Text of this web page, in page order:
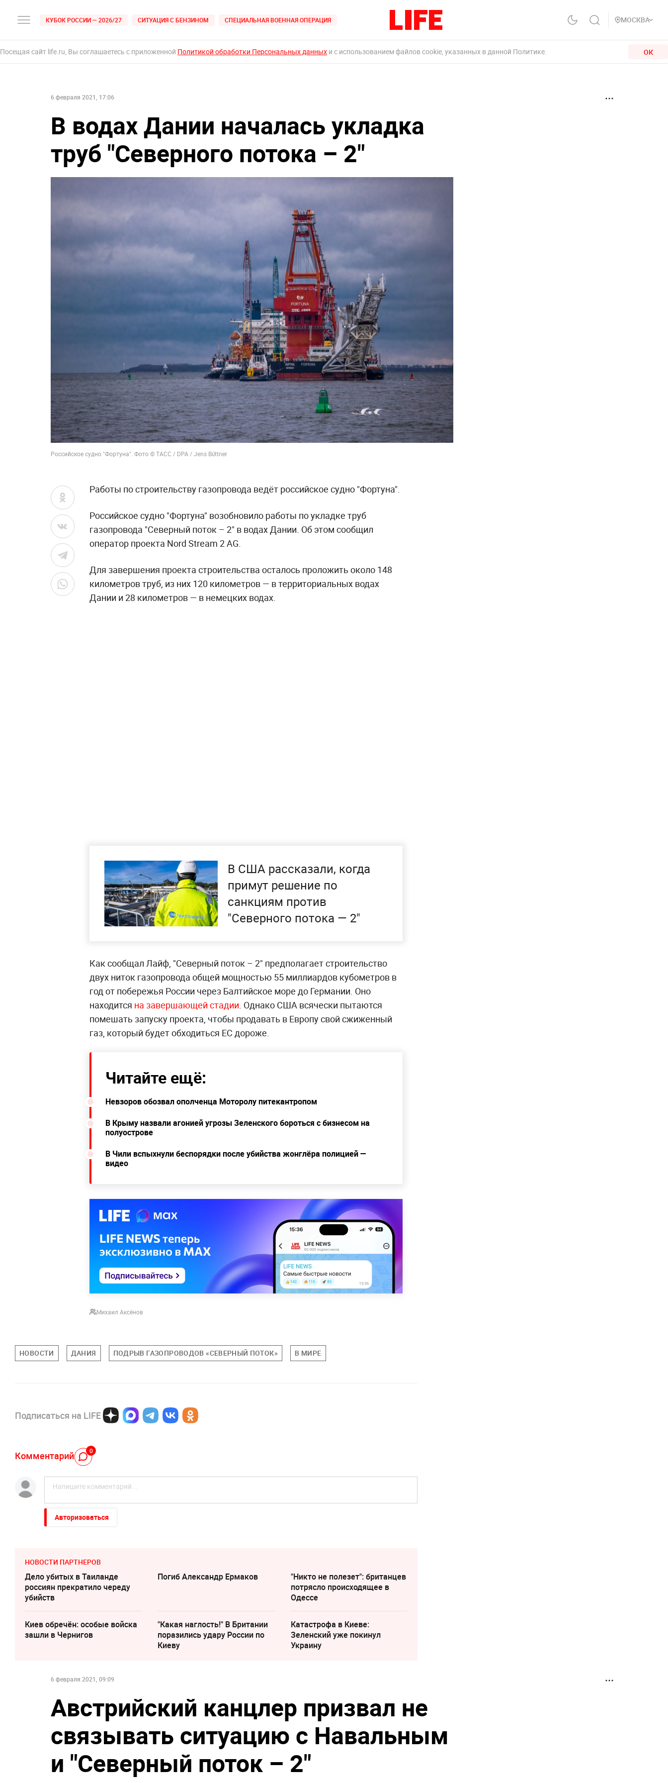
КУБОК РОССИИ — 2026/27 СИТУАЦИЯ С БЕНЗИНОМ СПЕЦИАЛЬНАЯ ВОЕННАЯ ОПЕРАЦИЯ МОСКВА
Посещая сайт life.ru, Вы соглашаетесь с приложенной Политикой обработки Персональных данных и с использованием файлов cookie, указанных в данной Политике. ОК
6 февраля 2021, 17:06
В водах Дании началась укладка
труб "Северного потока – 2"
Российское судно "Фортуна". Фото © ТАСС / DPA / Jens Büttner
Работы по строительству газопровода ведёт российское судно "Фортуна".
Российское судно "Фортуна" возобновило работы по укладке труб
газопровода "Северный поток – 2" в водах Дании. Об этом сообщил
оператор проекта Nord Stream 2 AG.
Для завершения проекта строительства осталось проложить около 148
километров труб, из них 120 километров — в территориальных водах
Дании и 28 километров — в немецких водах.
В США рассказали, когда
примут решение по
санкциям против
"Северного потока — 2"
Как сообщал Лайф, "Северный поток – 2" предполагает строительство
двух ниток газопровода общей мощностью 55 миллиардов кубометров в
год от побережья России через Балтийское море до Германии. Оно
находится на завершающей стадии . Однако США всячески пытаются
помешать запуску проекта, чтобы продавать в Европу свой сжиженный
газ, который будет обходиться ЕС дороже.
Читайте ещё:
Невзоров обозвал ополченца Моторолу питекантропом
В Крыму назвали агонией угрозы Зеленского бороться с бизнесом на
полуострове
В Чили вспыхнули беспорядки после убийства жонглёра полицией —
видео
Михаил Аксёнов
НОВОСТИ ДАНИЯ ПОДРЫВ ГАЗОПРОВОДОВ «СЕВЕРНЫЙ ПОТОК» В МИРЕ
Подписаться на LIFE
Комментарий 0
Авторизоваться
НОВОСТИ ПАРТНЕРОВ
Дело убитых в Таиланде
россиян прекратило череду
убийств
Погиб Александр Ермаков
"Никто не полезет": британцев
потрясло происходящее в
Одессе
Киев обречён: особые войска
зашли в Чернигов
"Какая наглость!" В Британии
поразились удару России по
Киеву
Катастрофа в Киеве:
Зеленский уже покинул
Украину
6 февраля 2021, 09:09
Австрийский канцлер призвал не
связывать ситуацию с Навальным
и "Северный поток – 2"